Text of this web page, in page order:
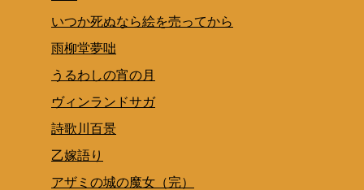
いつか死ぬなら絵を売ってから
雨柳堂夢咄
うるわしの宵の月
ヴィンランドサガ
詩歌川百景
乙嫁語り
アザミの城の魔女（完）